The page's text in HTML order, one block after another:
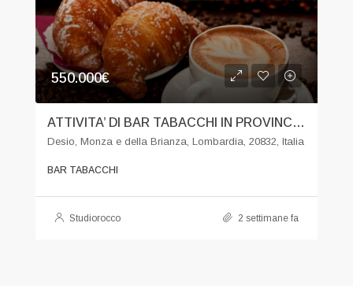
550.000€
ATTIVITA’ DI BAR TABACCHI IN PROVINCIA MONZA BRIANZA
Desio, Monza e della Brianza, Lombardia, 20832, Italia
BAR TABACCHI
Studiorocco 2 settimane fa